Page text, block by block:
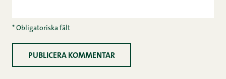
* Obligatoriska fält